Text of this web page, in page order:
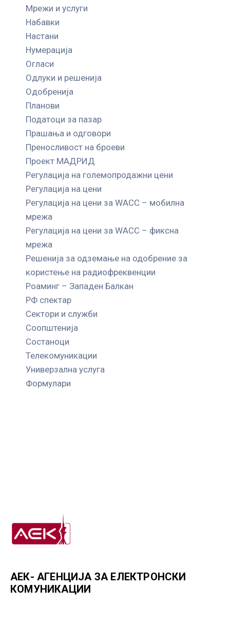
Мрежи и услуги
Набавки
Настани
Нумерација
Огласи
Одлуки и решенија
Одобренија
Планови
Податоци за пазар
Прашања и одговори
Преносливост на броеви
Проект МАДРИД
Регулација на големопродажни цени
Регулација на цени
Регулација на цени за WACC – мобилна
мрежа
Регулација на цени за WACC – фиксна
мрежа
Решенија за одземање на одобрение за
користење на радиофреквенции
Роаминг – Западен Балкан
РФ спектар
Сектори и служби
Соопштенија
Состаноци
Телекомуникации
Универзална услуга
Формулари
АЕК- АГЕНЦИЈА ЗА ЕЛЕКТРОНСКИ
КОМУНИКАЦИИ